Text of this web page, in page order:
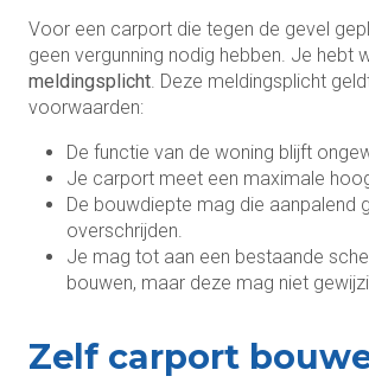
Voor een carport die tegen de gevel
geen vergunning nodig hebben. Je hebt
meldingsplicht. Deze meldingsplicht
voorwaarden:
De functie van de woning blijft
Je carport meet een maximale
De bouwdiepte mag die aanpalend
overschrijden.
Je mag tot aan een bestaande
bouwen, maar deze mag niet
Zelf carport